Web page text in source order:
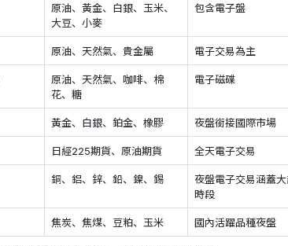
原油、黃金、白銀、玉米、
大豆、小麥
包含電子盤
原油、天然氣、貴金屬 電子交易為主
原油、天然氣、咖啡、棉
花、糖
電子磁碟
黃金、白銀、鉑金、橡膠 夜盤銜接國際市場
日經225期貨、原油期貨 全天電子交易
銅、鋁、鋅、鉛、鎳、錫
夜盤電子交易涵蓋
時段
焦炭、焦煤、豆粕、玉米 國內活躍品種夜盤